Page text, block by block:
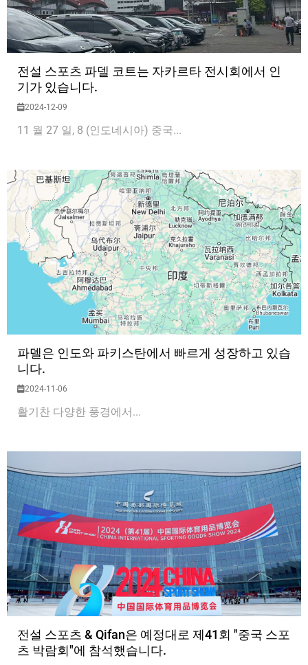
전설 스포츠 파델 코트는 자카르타 전시회에서 인
기가 있습니다.
2024-12-09
11 월 27 일, 8 (인도네시아) 중국...
파델은 인도와 파키스탄에서 빠르게 성장하고 있습
니다.
2024-11-06
활기찬 다양한 풍경에서...
전설 스포츠 & Qifan은 예정대로 제41회 "중국 스포
츠 박람회"에 참석했습니다.